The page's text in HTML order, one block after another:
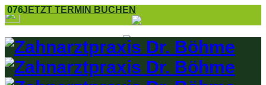
0761 8 55 25
JETZT TERMIN BUCHEN